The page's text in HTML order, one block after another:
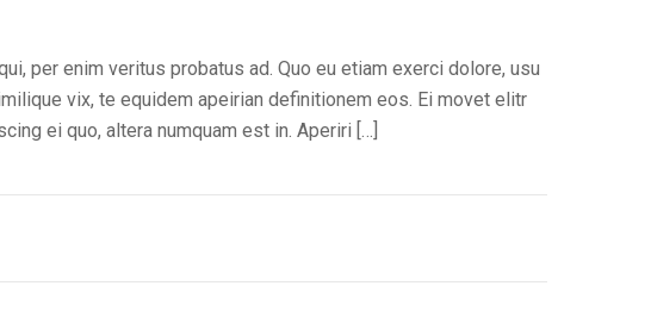
per enim veritus probatus ad. Quo eu etiam exerci dolore, usu
vix, te equidem apeirian definitionem eos. Ei movet elitr
ei quo, altera numquam est in. Aperiri […]